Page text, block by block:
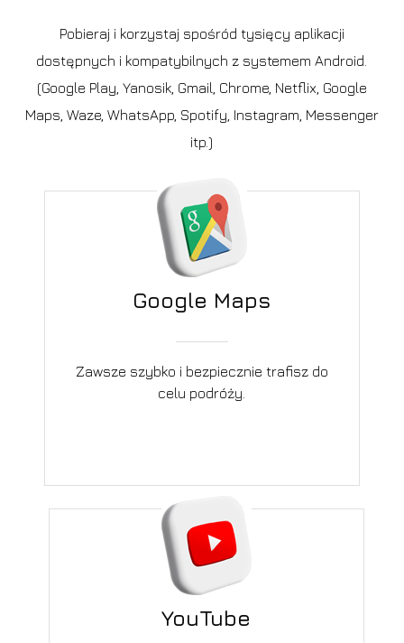
Pobieraj i korzystaj spośród tysięcy aplikacji
dostępnych i kompatybilnych z systemem Android.
(Google Play, Yanosik, Gmail, Chrome, Netflix, Google
Maps, Waze, WhatsApp, Spotify, Instagram, Messenger
itp.)
Google Maps
Zawsze szybko i bezpiecznie trafisz do
celu podróży.
YouTube